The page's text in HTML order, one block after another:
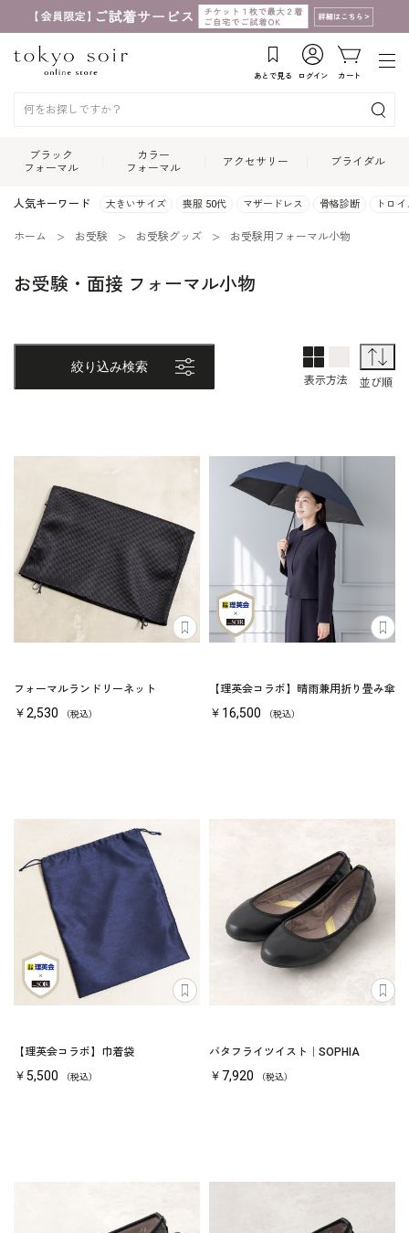
あとで見る ログイン カート
ブラック
フォーマル
カラー
フォーマル
アクセサリー ブライダル
人気キーワード 大きいサイズ 喪服 50代 マザードレス 骨格診断 トロ
ホーム お受験 お受験グッズ お受験用フォーマル小物
お受験・面接 フォーマル小物
絞り込み検索
表示方法
1列表示
並び順
フォーマルランドリーネット
￥2,530 （税込）
【理英会コラボ】晴雨兼用折り畳み傘
￥16,500 （税込）
【理英会コラボ】巾着袋
￥5,500 （税込）
バタフライツイスト｜SOPHIA
￥7,920 （税込）